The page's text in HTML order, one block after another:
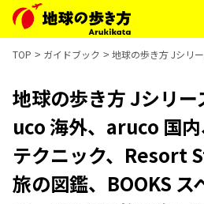
TOP ガイドブック 地球の歩き方 Jシリ
地球の歩き方 Jシリ
uco 海外、aruco 国
テクニック、Resort
旅の図鑑、BOOKS ス